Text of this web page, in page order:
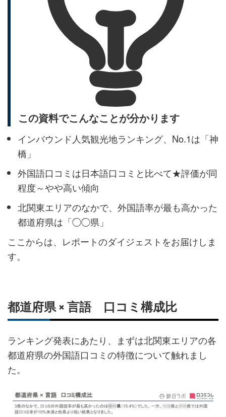
この資料でこんなことが分かります
インバウンド人気観光地ランキング、No.1は「神
橋」
外国語口コミは日本語口コミと比べて★評価が同
程度～やや高い傾向
北関東エリアのなかで、外国語率が最も高かった
都道府県は「◯◯県」
ここからは、レポートのダイジェストをお届けしま
す。
都道府県 × 言語 口コミ構成比
ランキング発表にあたり、まずは北関東エリアの各
都道府県の外国語口コミの特徴について触れまし
た。